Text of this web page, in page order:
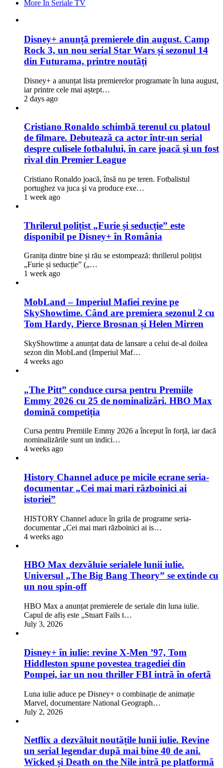
More In Seriale TV
Disney+ anunță premierele din august. Camp
Rock 3, un nou serial Star Wars și sezonul 14
din Futurama, printre noutăți
Disney+ a anunțat lista premierelor programate în luna august,
iar printre cele mai aștept…
2 days ago
Cristiano Ronaldo schimbă terenul cu platoul
de filmare. Debutează ca actor într-un serial
despre culisele fotbalului, în care joacă şi un fost
rival din Premier League
Cristiano Ronaldo joacă, însă nu pe teren. Fotbalistul
portughez va juca şi va produce exe…
1 week ago
Thrilerul polițist „Furie și seducție” este
disponibil pe Disney+ în România
Granița dintre bine și rău se estompează: thrillerul polițist
„Furie și seducție” („…
1 week ago
MobLand – Imperiul Mafiei revine pe
SkyShowtime. Când are premiera sezonul 2 cu
Tom Hardy, Pierce Brosnan și Helen Mirren
SkyShowtime a anunțat data de lansare a celui de-al doilea
sezon din MobLand (Imperiul Maf…
4 weeks ago
„The Pitt” conduce cursa pentru Premiile
Emmy 2026 cu 25 de nominalizări. HBO Max
domină competiția
Cursa pentru Premiile Emmy 2026 a început în forță, iar dacă
nominalizările sunt un indici…
4 weeks ago
History Channel aduce pe micile ecrane seria-
documentar „Cei mai mari războinici ai
istoriei”
HISTORY Channel aduce în grila de programe seria-
documentar „Cei mai mari războinici ai is…
4 weeks ago
HBO Max dezvăluie serialele lunii iulie.
Universul „The Big Bang Theory” se extinde cu
un nou spin-off
HBO Max a anunțat premierele de seriale din luna iulie.
Capul de afiș este „Stuart Fails t…
July 3, 2026
Disney+ în iulie: revine X-Men ’97, Tom
Hiddleston spune povestea tragediei din
Pompei, iar un nou thriller FBI intră în ofertă
Luna iulie aduce pe Disney+ o combinație de animație
Marvel, documentare National Geograph…
July 2, 2026
Netflix a dezvăluit noutățile lunii iulie. Revine
un serial legendar după mai bine 40 de ani.
Wicked și Death on the Nile intră pe platformă